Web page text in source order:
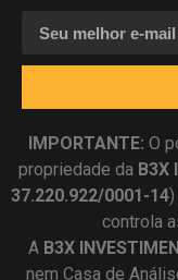
IMPORTANTE: O
propriedade da B3X
37.220.922/0001-14)
controla
A B3X
nem Casa de